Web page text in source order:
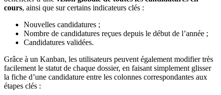
cours, ainsi que sur certains indicateurs clés :
Nouvelles candidatures ;
Nombre de candidatures reçues depuis le début de l’année ;
Candidatures validées.
Grâce à un Kanban, les utilisateurs peuvent également modifier très
facilement le statut de chaque dossier, en faisant simplement glisser
la fiche d’une candidature entre les colonnes correspondantes aux
étapes clés :